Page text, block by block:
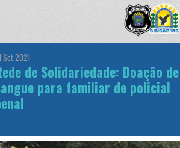
Set 2021
de Solidariedade: Doação de
para familiar de policial